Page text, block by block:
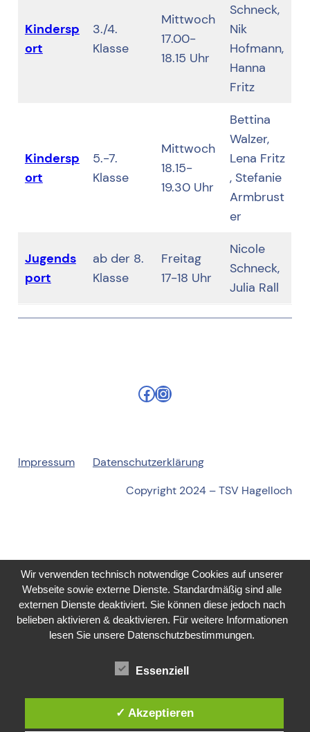
Kindersp
ort
3./4.
Klasse
Mittwoch
17.00-
18.15 Uhr
Schneck,
Nik
Hofmann,
Hanna
Fritz
Kindersp
ort
5.-7.
Klasse
Mittwoch
18.15-
19.30 Uhr
Bettina
Walzer,
Lena Fritz
, Stefanie
Armbrust
er
Jugends
port
ab der 8.
Klasse
Freitag
17-18 Uhr
Nicole
Schneck,
Julia Rall
Facebook
Instagram
Impressum
Datenschutzerklärung
Copyright 2024 – TSV Hagelloch
Wir verwenden technisch notwendige Cookies auf unserer
Webseite sowie externe Dienste. Standardmäßig sind alle
externen Dienste deaktiviert. Sie können diese jedoch nach
belieben aktivieren & deaktivieren. Für weitere Informationen
lesen Sie unsere Datenschutzbestimmungen.
Essenziell
✓ Akzeptieren